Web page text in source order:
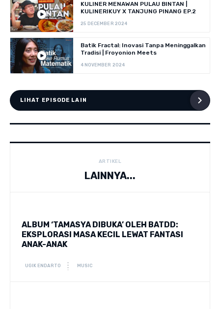
KULINER MENAWAN PULAU BINTAN |
KULINERIKUY X TANJUNG PINANG EP.2
25 DECEMBER 2024
Batik Fractal: Inovasi Tanpa Meninggalkan
Tradisi | Froyonion Meets
4 NOVEMBER 2024
LIHAT EPISODE LAIN
ARTIKEL
LAINNYA...
ALBUM ‘TAMASYA DIBUKA’ OLEH BATDD:
EKSPLORASI MASA KECIL LEWAT FANTASI
ANAK-ANAK
UGIK ENDARTO MUSIC